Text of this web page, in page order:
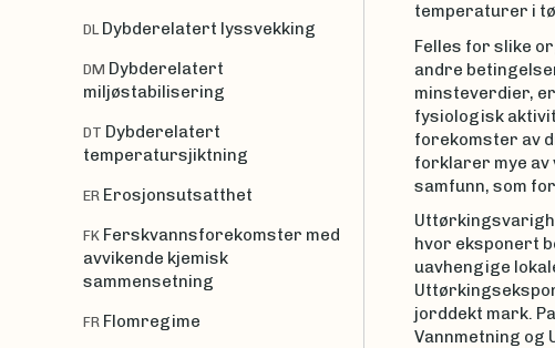
temperaturer i
Felles for slike
andre
minsteverdier,
fysiologisk
forekomster av
forklarer mye av
samfunn, som
hvor eksponert
uavhengige
jorddekt mark.
Vannmetning og
DL Dybderelatert lyssvekking
DM Dybderelatert
miljøstabilisering
DT Dybderelatert
temperatursjiktning
ER Erosjonsutsatthet
FK Ferskvannsforekomster med
avvikende kjemisk
sammensetning
FR Flomregime